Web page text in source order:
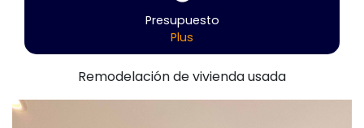
Presupuesto
Plus
Remodelación de vivienda usada